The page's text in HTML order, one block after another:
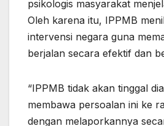
psikologis masyarakat
Oleh karena itu, IPPMB
intervensi negara guna
berjalan secara efektif dan
“IPPMB tidak akan tinggal
membawa persoalan ini ke
dengan melaporkannya